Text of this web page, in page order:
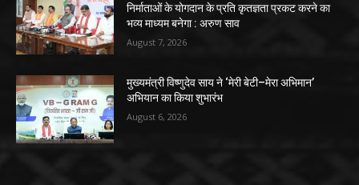
निर्माताओं के योगदान के प्रति कृतज्ञता प्रकट करने का
भव्य माध्यम बनेगा : अरुण साव
August 7, 2026
मुख्यमंत्री विष्णुदेव साय ने ‘मेरी बेटी–मेरा अभिमान’
अभियान का किया शुभारंभ
August 6, 2026